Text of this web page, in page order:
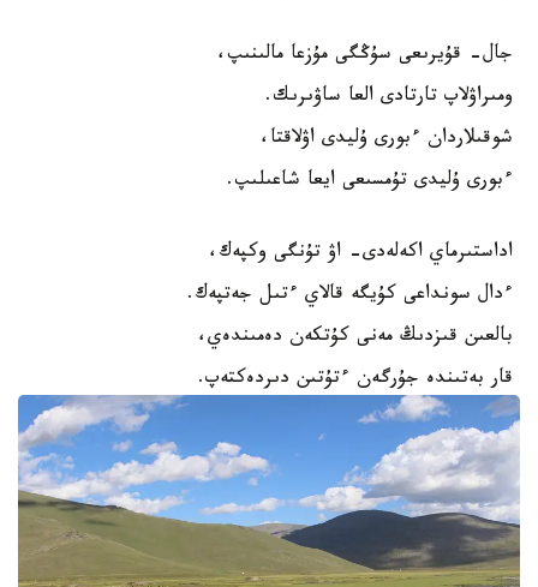
جال- قۇيرىعى سۇڭگى مۇزعا مالىنىپ،
ومىراۋلاپ تارتادى العا ساۋىرىك.
شوقىلاردان ءبورى ۇليدى اۋلاقتا،
ءبورى ۇليدى تۇمسىعى ايعا شاعىلىپ.
اداستىرماي اكەلەدى- اۋ تۇنگى وكپەك،
ءدال سونداعى كۇيگە قالاي ءتىل جەتپەك.
بالعىن قىزدىڭ مەنى كۇتكەن دەمىندەي،
قار بەتىندە جۇرگەن ءتۇتىن دىردەكتەپ.